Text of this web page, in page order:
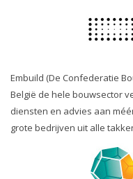
Embuild (De Confederatie
België de hele bouwsector
diensten en advies aan
grote bedrijven uit alle